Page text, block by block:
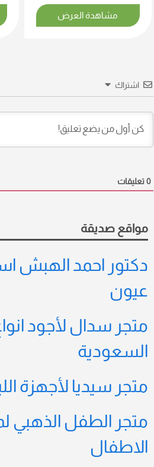
مشاهدة العرض
اشتراك
0تعليقات
مواقع صديقة
دكتور احمد الهبش
عيون
متجر سدال لأجود
السعودية
متجر سيديا لأجهزة
متجر الطفل الذهبي
الاطفال